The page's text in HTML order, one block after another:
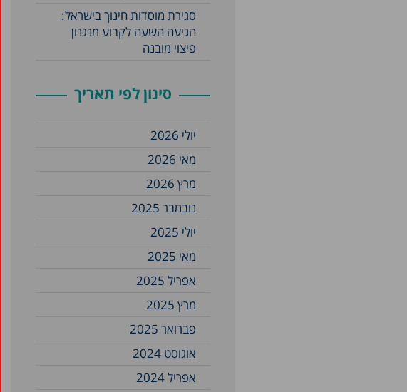
סגירת מוסדות חינוך בישראל:
הגיעה השעה לקבוע מנגנון
פיצוי מובנה
סינון לפי תאריך
יולי 2026
מאי 2026
מרץ 2026
נובמבר 2025
יולי 2025
מאי 2025
אפריל 2025
מרץ 2025
פברואר 2025
אוגוסט 2024
אפריל 2024